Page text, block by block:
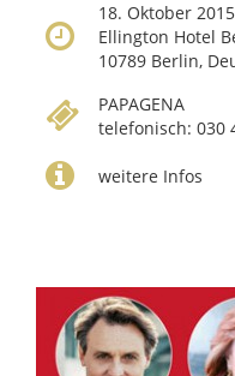
18. Oktober
Ellington Hotel
10789 Berlin,
PAPAGENA
telefonisch: 030
weitere Infos